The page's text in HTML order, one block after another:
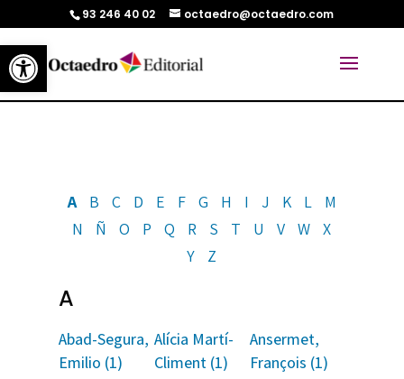
Abrir barra de herramientas
93 246 40 02 octaedro@octaedro.com
A B C D E F G H I J K L
M
N
Ñ O P Q R S T U V W
X
Y
Z
A
Abad-Segura,
Emilio (1)
Alícia Martí-
Climent (1)
Ansermet,
François (1)